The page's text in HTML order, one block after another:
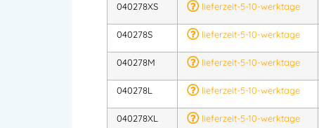
040278XS lieferzeit-5-10-werktage
040278S lieferzeit-5-10-werktage
040278M lieferzeit-5-10-werktage
040278L lieferzeit-5-10-werktage
040278XL lieferzeit-5-10-werktage